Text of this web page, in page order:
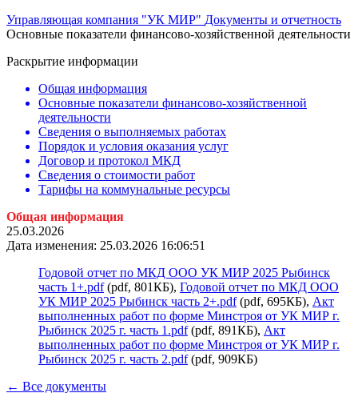
Управляющая компания "УК МИР" Документы и отчетность
Основные показатели финансово-хозяйственной деятельности
Раскрытие информации
Общая информация
Основные показатели финансово-хозяйственной
деятельности
Сведения о выполняемых работах
Порядок и условия оказания услуг
Договор и протокол МКД
Сведения о стоимости работ
Тарифы на коммунальные ресурсы
Общая информация
25.03.2026
Дата изменения: 25.03.2026 16:06:51
Годовой отчет по МКД ООО УК МИР 2025 Рыбинск
часть 1+.pdf(pdf, 801КБ), Годовой отчет по МКД ООО
УК МИР 2025 Рыбинск часть 2+.pdf(pdf, 695КБ), Акт
выполненных работ по форме Минстроя от УК МИР г.
Рыбинск 2025 г. часть 1.pdf(pdf, 891КБ), Акт
выполненных работ по форме Минстроя от УК МИР г.
Рыбинск 2025 г. часть 2.pdf(pdf, 909КБ)
← Все документы